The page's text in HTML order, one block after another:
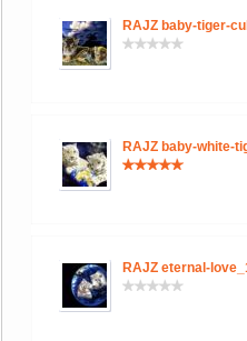
RAJZ baby-tiger-
RAJZ baby-white-
RAJZ eternal-